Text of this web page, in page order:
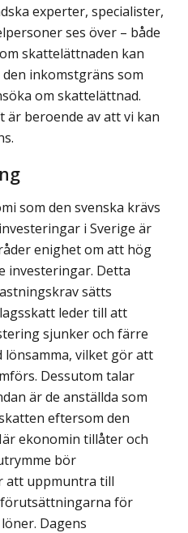
experter, specialister,
ses över – både
skattelättnaden kan
inkomstgräns som
om skattelättnad.
beroende av att vi kan
som den svenska krävs
i Sverige är
enighet om att hög
investeringar. Detta
sätts
leder till att
sjunker och färre
vilket gör att
Dessutom talar
är de anställda som
eftersom den
ekonomin tillåter och
bör
att uppmuntra till
för
Dagens